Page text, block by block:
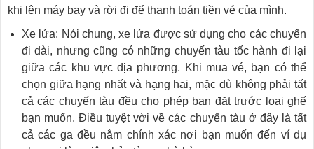
khi lên máy bay và rời đi để thanh toán tiền vé của mình.
Xe lửa: Nói chung, xe lửa được sử dụng cho các chuyến
đi dài, nhưng cũng có những chuyến tàu tốc hành đi lại
giữa các khu vực địa phương. Khi mua vé, bạn có thể
chọn giữa hạng nhất và hạng hai, mặc dù không phải tất
cả các chuyến tàu đều cho phép bạn đặt trước loại ghế
bạn muốn. Điều tuyệt vời về các chuyến tàu ở đây là tất
cả các ga đều nằm chính xác nơi bạn muốn đến ví dụ